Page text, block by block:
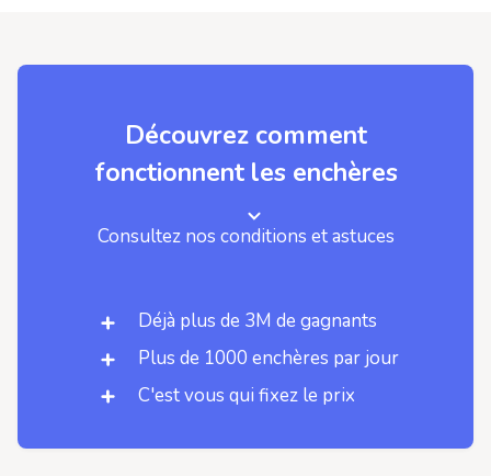
Découvrez comment
fonctionnent les enchères
Consultez nos conditions et astuces
Déjà plus de 3M de gagnants
Plus de 1000 enchères par jour
C'est vous qui fixez le prix